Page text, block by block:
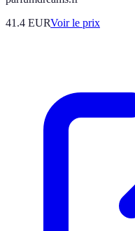
41.4 EURVoir le prix